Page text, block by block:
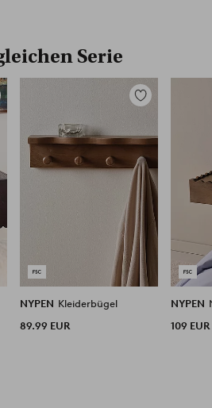
Serie
Zu
NYPEN Kleiderbügel
89.99 EUR
NYPEN
109 EUR